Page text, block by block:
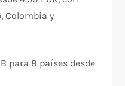
Colombia y
para 8 países desde